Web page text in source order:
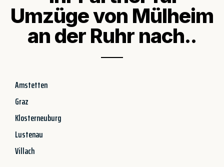
Umzüge von Mülheim
an der Ruhr nach..
Amstetten
Graz
Klosterneuburg
Lustenau
Villach